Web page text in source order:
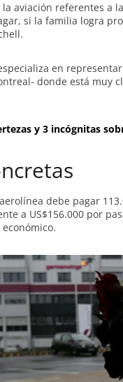
la aviación referentes a
si la familia logra
en
donde está muy
y 3 incógnitas
debe pagar
a US$156.000 por